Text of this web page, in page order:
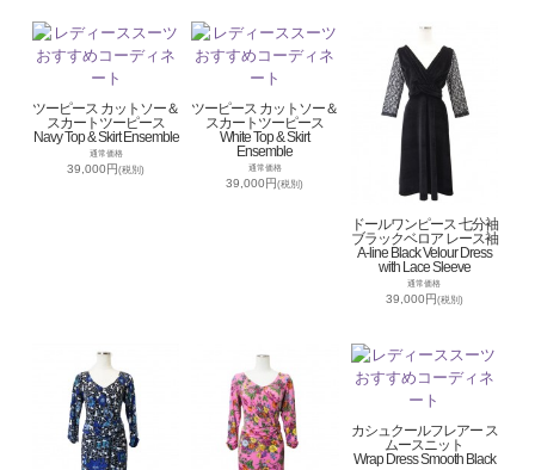
ツーピース カットソー＆
スカートツーピース
Navy Top & Skirt Ensemble
通常価格
39,000円(税別)
ツーピース カットソー＆
スカートツーピース
White Top & Skirt
Ensemble
通常価格
39,000円(税別)
ドールワンピース 七分袖
ブラックベロア レース袖
A-line Black Velour Dress
with Lace Sleeve
通常価格
39,000円(税別)
カシュクールフレアー ス
ムースニット
Wrap Dress Smooth Black